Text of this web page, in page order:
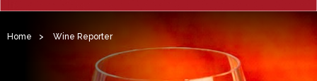
Home > Wine Reporter